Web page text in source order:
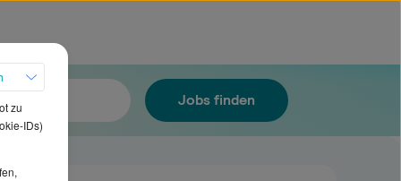
Jobs finden
zu
IDs)